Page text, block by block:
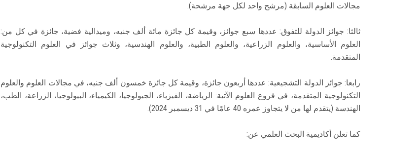
مجالات العلوم السابقة (مرشح واحد لكل جهة مرشحة).
ثالثا: جوائز الدولة للتفوق: عددها سبع جوائز، وقيمة كل جائزة مائة ألف جنيه، وميدالية فضية، جائزة في كل من:
العلوم الأساسية، والعلوم الزراعية، والعلوم الطبية، والعلوم الهندسية، وثلاث جوائز في العلوم التكنولوجية
المتقدمة.
رابعا: جوائز الدولة التشجيعية: عددها أربعون جائزة، وقيمة كل جائزة خمسون ألف جنيه، في مجالات العلوم والعلوم
التكنولوجية المتقدمة، في فروع العلوم الآتية: الرياضة، الفيزياء، الجيولوجيا، الكيمياء، البيولوجيا، الزراعة، الطب،
الهندسة (يتقدم لها من لا يتجاوز عمره 40 عامًا في 31 ديسمبر 2024).
كما تعلن أكاديمية البحث العلمي عن: